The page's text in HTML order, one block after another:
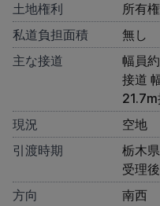
土地権利
所有権
私道負担面積
無し
主な接道
幅員
接道
現況
空地
引渡時期
栃木
受理
方向
南西